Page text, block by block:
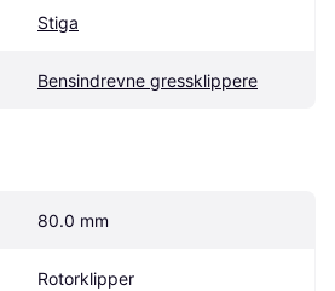
Stiga
Bensindrevne gressklippere
80.0 mm
Rotorklipper